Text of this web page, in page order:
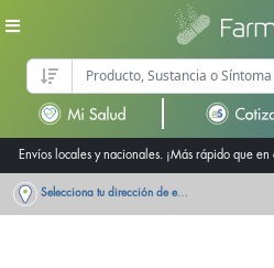
Envíos locales y nacionales. ¡Más rápido que
Selecciona tu dirección de entrega